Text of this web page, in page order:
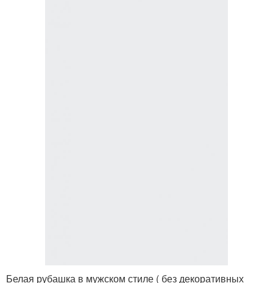
Белая рубашка в мужском стиле ( без декоративных